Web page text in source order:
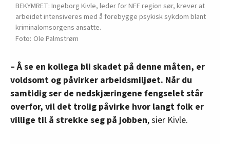
BEKYMRET: Ingeborg Kivle, leder for NFF region sør, krever at
arbeidet intensiveres med å forebygge psykisk sykdom blant
kriminalomsorgens ansatte.
Ole Palmstrøm
– Å se en kollega bli skadet på denne måten, er
voldsomt og påvirker arbeidsmiljøet. Når du
samtidig ser de nedskjæringene fengselet står
overfor, vil det trolig påvirke hvor langt folk er
villige til å strekke seg på jobben, sier Kivle.